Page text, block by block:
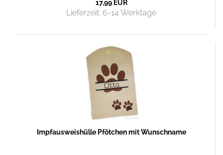
17,99 EUR
Lieferzeit: 6-14 Werktage
Impfausweishülle Pfötchen mit Wunschname